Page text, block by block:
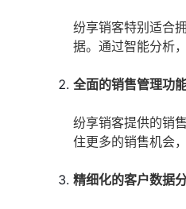
纷享销客特别适合
据。通过智能分析
全面的销售管理功
纷享销客提供的销
住更多的销售机会
精细化的客户数据